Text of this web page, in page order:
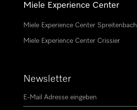
Miele Experience Center
Miele Experience Center Spreitenbach
Miele Experience Center Crissier
Newsletter